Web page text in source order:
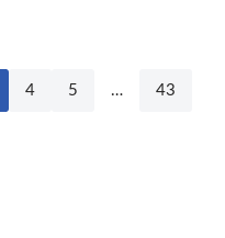
4 5 … 43